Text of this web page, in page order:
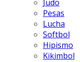
Judo
Pesas
Lucha
Softbol
Hipismo
Kikimbol